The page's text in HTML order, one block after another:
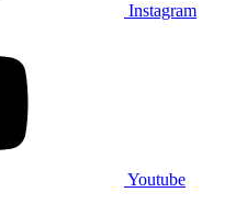
Instagram
Youtube